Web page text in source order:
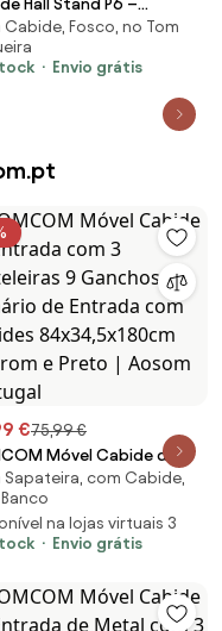
Hall Stand P6 –
e Branco – 119,6 x 182,8
cm
Cabide, Fosco, no Tom
Envio grátis
€75,99 €
Móvel Cabide de
com 3 Prateleiras 9
Armário de Entrada
84x34,5x180cm
e Preto | Aosom
Sapateira, com Cabide,
na lojas virtuais 3
Envio grátis